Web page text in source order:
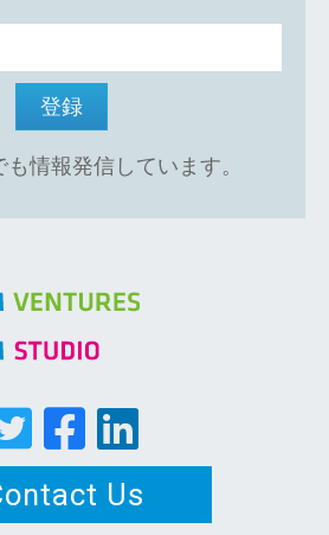
も情報発信しています。
Us